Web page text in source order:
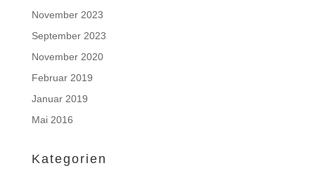
November 2023
September 2023
November 2020
Februar 2019
Januar 2019
Mai 2016
Kategorien